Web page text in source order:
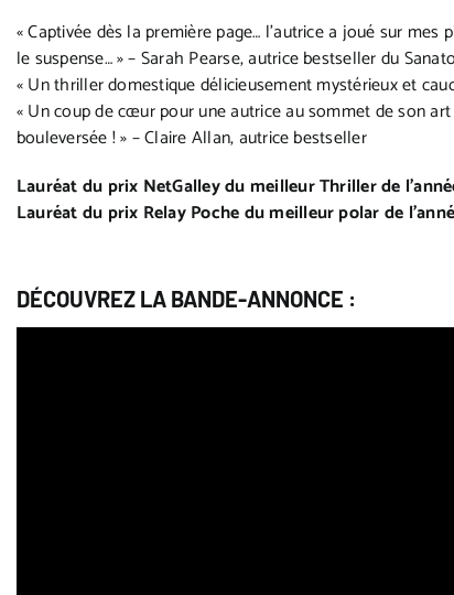
« Captivée dès la première page… l’autrice a joué sur
le suspense… » – Sarah Pearse, autrice bestseller du
«Un thriller domestique délicieusement mystérieux et
«Un coup de cœur pour une autrice au sommet de son
bouleversée !» – Claire Allan, autrice bestseller
Lauréat du prix NetGalley du meilleur Thriller de
Lauréat du prix Relay Poche du meilleur polar de
DÉCOUVREZ LA BANDE-ANNONCE :